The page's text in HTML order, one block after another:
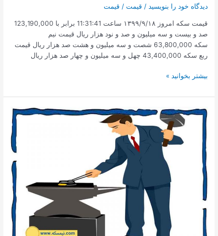
دیدگاه‌ خود را بنویسید / قیمت / قیمت
قیمت سکه امروز ۱۳۹۹/۹/۱۸ ساعت 11:31:41 برابر با 123,190,000
صد و بیست و سه میلیون و صد و نود هزار ریال قیمت نیم
سکه 63,800,000 شصت و سه میلیون و هشت صد هزار ریال قیمت
ربع سکه 43,400,000 چهل و سه میلیون و چهار صد هزار ریال
قیمت
امروز
۱۳۹۹/۹/۱۸
ساعت
11:31
بیشتر بخوانید »